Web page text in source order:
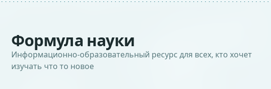
Формула науки
Информационно-образовательный ресурс для всех, кто хочет
изучать что то новое